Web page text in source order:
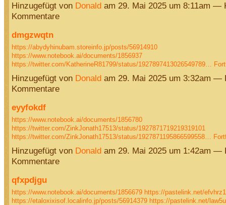
Hinzugefügt von Donald am 29. Mai 2025 um 8:11am —
Kommentare
dmgzwqtn
https://abydyhinubam.storeinfo.jp/posts/56914910
https://www.notebook.ai/documents/1856937
https://twitter.com/KatherineR81799/status/1927897413026549789…
Hinzugefügt von Donald am 29. Mai 2025 um 3:32am —
Kommentare
eyyfokdf
https://www.notebook.ai/documents/1856780
https://twitter.com/ZinkJonath17513/status/1927871719219319101
https://twitter.com/ZinkJonath17513/status/1927871195866599558…
Hinzugefügt von Donald am 29. Mai 2025 um 1:42am —
Kommentare
qfxpdjgu
https://www.notebook.ai/documents/1856679 https://pastelink.net/
https://etaloxixisof.localinfo.jp/posts/56914379 https://pastelink.net/